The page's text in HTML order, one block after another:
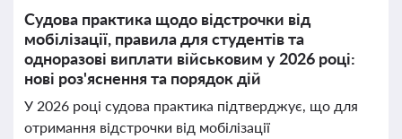
Судова практика щодо відстрочки від
мобілізації, правила для студентів та
одноразові виплати військовим у 2026 році:
нові роз'яснення та порядок дій
У 2026 році судова практика підтверджує, що для
отримання відстрочки від мобілізації